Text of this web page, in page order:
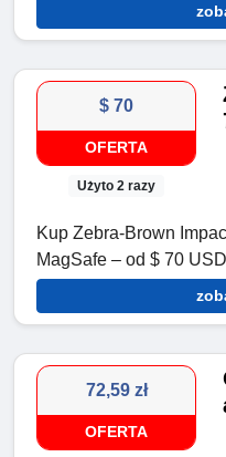
$ 70
OFERTA
Użyto 2 razy
Kup Zebra-Brown
MagSafe – od $ 70
72,59 zł
OFERTA